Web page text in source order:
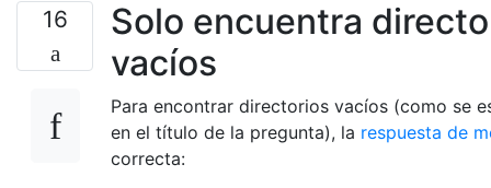
16
Solo encuentra
vacíos
Para encontrar directorios vacíos (como se
en el título de la pregunta), la respuesta de
correcta: